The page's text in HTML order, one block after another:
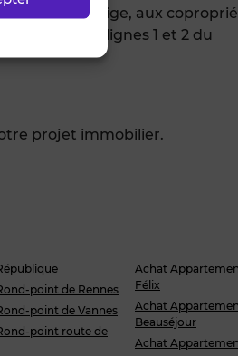
de prestige, aux
entre les lignes 1 et 2 du
projet immobilier.
point de Rennes
point de Vannes
point route de
Achat
Félix
Achat
Beauséjour
Achat